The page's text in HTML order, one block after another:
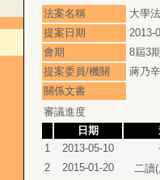
法案名稱
大學
提案日期
2013-
會期
8屆3期
提案委員/機關
蔣乃
關係文書
審議進度
日期
1
2013-05-10
2
2015-01-20 二讀